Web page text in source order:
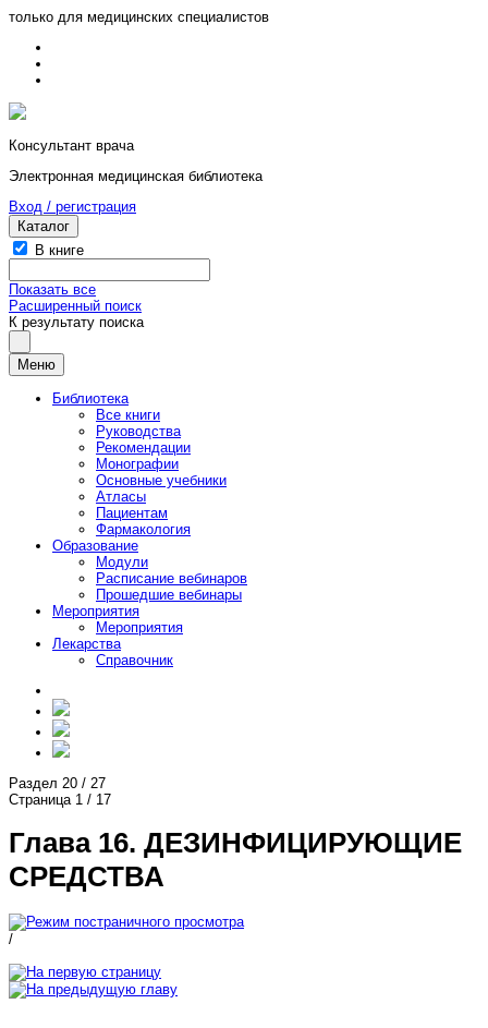
только для медицинских специалистов
Консультант врача
Электронная медицинская библиотека
Вход / регистрация
Каталог
В книге
Показать все
Расширенный поиск
К результату поиска
Меню
Библиотека
Все книги
Руководства
Рекомендации
Монографии
Основные учебники
Атласы
Пациентам
Фармакология
Образование
Модули
Расписание вебинаров
Прошедшие вебинары
Мероприятия
Мероприятия
Лекарства
Справочник
Раздел 20 / 27
Страница 1 / 17
Глава 16. ДЕЗИНФИЦИРУЮЩИЕ
СРЕДСТВА
/